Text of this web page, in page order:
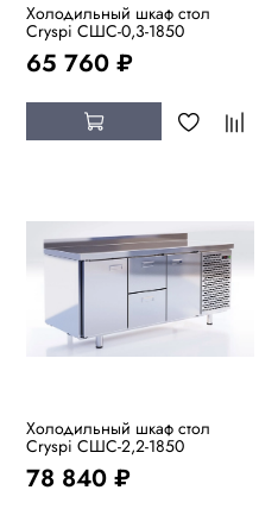
Холодильный шкаф стол
Cryspi СШC-0,3-1850
65 760 ₽
Холодильный шкаф стол
Cryspi СШC-2,2-1850
78 840 ₽